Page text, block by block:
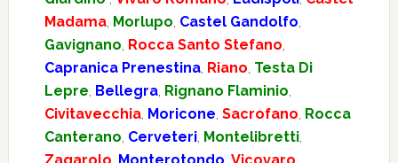
Madama, Morlupo, Castel Gandolfo,
Gavignano, Rocca Santo Stefano,
Capranica Prenestina, Riano, Testa Di
Lepre, Bellegra, Rignano Flaminio,
Civitavecchia, Moricone, Sacrofano, Rocca
Canterano, Cerveteri, Montelibretti,